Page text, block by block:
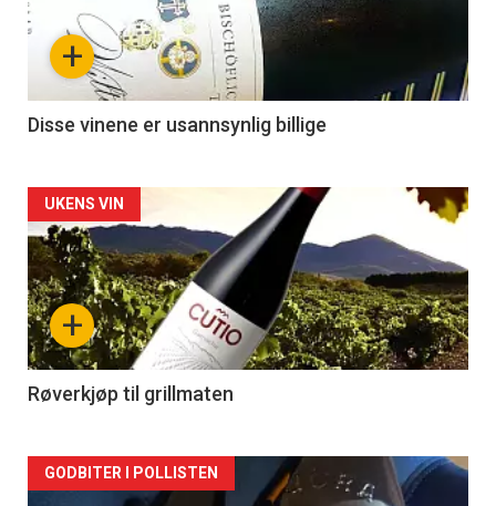
+
Disse vinene er usannsynlig billige
Forsiden
akkurat
nå
-
2
+
UKENS VIN
Røverkjøp til grillmaten
Forsiden
GODBITER I POLLISTEN